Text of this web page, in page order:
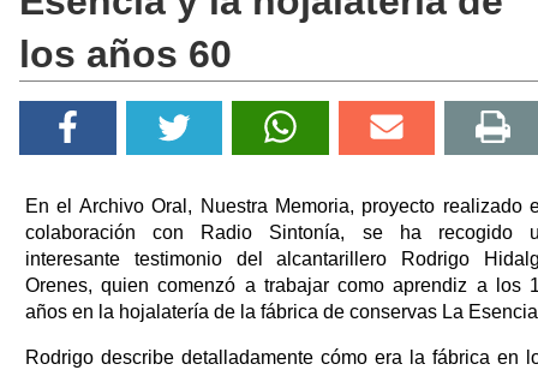
los años 60
En el Archivo Oral, Nuestra Memoria, proyecto realizado
colaboración con Radio Sintonía, se ha recogido
interesante testimonio del alcantarillero Rodrigo
Orenes, quien comenzó a trabajar como aprendiz a los
años en la hojalatería de la fábrica de conservas La
Rodrigo describe detalladamente cómo era la fábrica en